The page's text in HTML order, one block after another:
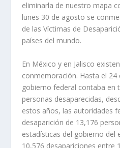
eliminarla de nuestro mapa
lunes 30 de agosto se
de las Víctimas de
países del mundo.
En México y en Jalisco
conmemoración. Hasta el 24
gobierno federal contaba en
personas desaparecidas,
estos años, las autoridades
desaparición de 13,176
estadísticas del gobierno del
10,576 desapariciones entre